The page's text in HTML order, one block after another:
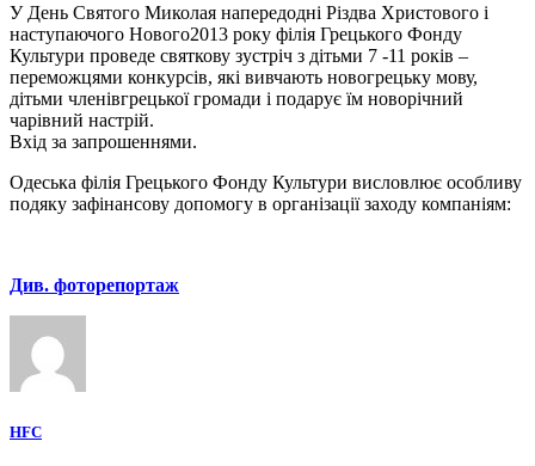
У День Святого Миколая напередодні Різдва Христового і
наступаючого Нового2013 року філія Грецького Фонду
Культури проведе святкову зустріч з дітьми 7 -11 років –
переможцями конкурсів, які вивчають новогрецьку мову,
дітьми членівгрецької громади і подарує їм новорічний
чарівний настрій.
Вхід за запрошеннями.
Одеська філія Грецького Фонду Культури висловлює особливу
подяку зафінансову допомогу в організації заходу компаніям:
Див. фоторепортаж
HFC